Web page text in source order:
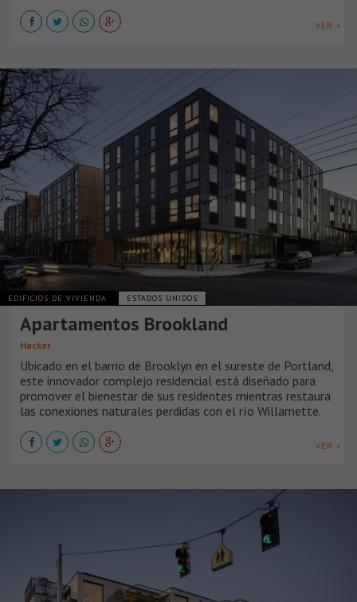
VER +
EDIFICIOS DE VIVIENDA ESTADOS UNIDOS
Apartamentos Brookland
Hacker
Ubicado en el barrio de Brooklyn en el sureste de Portland,
este innovador complejo residencial está diseñado para
promover el bienestar de sus residentes mientras restaura
las conexiones naturales perdidas con el río Willamette.
VER +